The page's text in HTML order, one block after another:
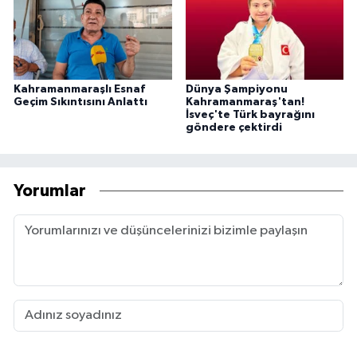
Kahramanmaraşlı Esnaf
Geçim Sıkıntısını Anlattı
Dünya Şampiyonu
Kahramanmaraş'tan!
İsveç'te Türk bayrağını
göndere çektirdi
Yorumlar